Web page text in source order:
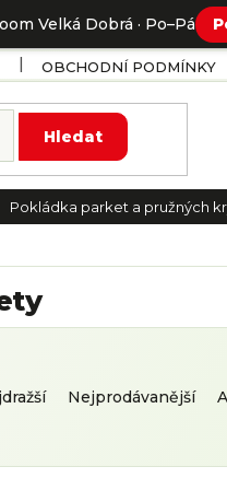
OBCHODNÍ PODMÍNKY
Hledat
Pokládka parket a pružných
Nejprodávanější
Velká Dobrá · Po–Pá